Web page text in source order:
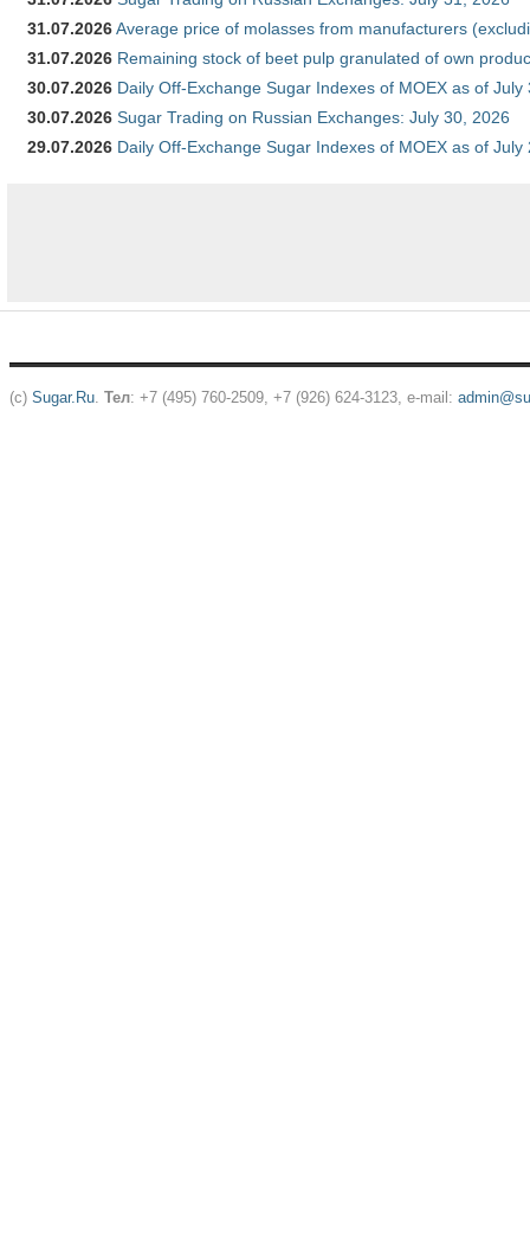
31.07.2026Average price of molasses from manufacturers
31.07.2026 Remaining stock of beet pulp granulated of own
30.07.2026 Daily Off-Exchange Sugar Indexes of MOEX as of July
30.07.2026 Sugar Trading on Russian Exchanges: July 30, 2026
29.07.2026 Daily Off-Exchange Sugar Indexes of MOEX as of July
(c) Sugar.Ru. Тел: +7 (495) 760-2509, +7 (926) 624-3123, e-mail: